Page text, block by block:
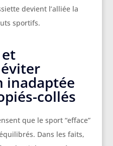
devient l’alliée la
sportifs.
inadaptée
collés
que le sport “efface”
Dans les faits,